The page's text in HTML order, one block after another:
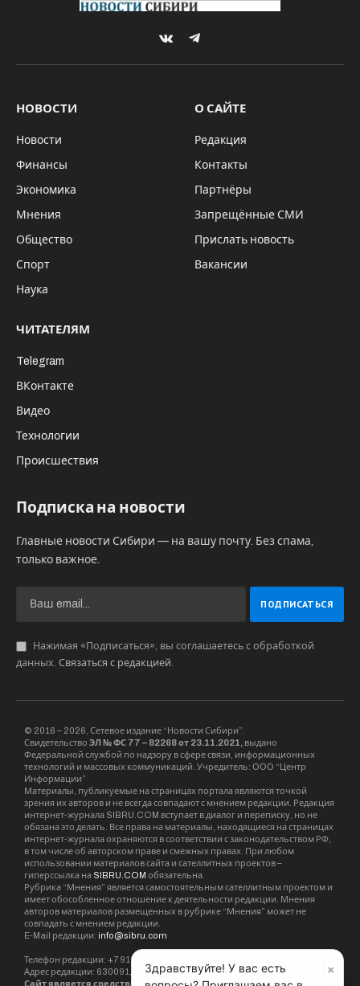
VKontakteTelegram
НОВОСТИ
Новости
Финансы
Экономика
Мнения
Общество
Спорт
Наука
О САЙТЕ
Редакция
Контакты
Партнёры
Запрещённые СМИ
Прислать новость
Вакансии
ЧИТАТЕЛЯМ
Telegram
ВКонтакте
Видео
Технологии
Происшествия
Подписка на новости
Главные новости Сибири — на вашу почту. Без спама,
только важное.
Нажимая «Подписаться», вы соглашаетесь с обработкой
данных. Связаться с редакцией
© 2016 – 2026, Сетевое издание “Новости Сибири”.
Свидетельство ЭЛ № ФС 77 – 82268 от 23.11.2021, выдано
Федеральной службой по надзору в сфере связи, информационных
технологий и массовых коммуникаций. Учредитель: ООО “Центр
Информации”
Материалы, публикуемые на страницах портала являются точкой
зрения их авторов и не всегда совпадают с мнением редакции. Редакция
интернет-журнала SIBRU.COM вступает в диалог и переписку, но не
обязана это делать. Все права на материалы, находящиеся на страницах
интернет-журнала охраняются в соответствии с законодательством РФ,
в том числе об авторском праве и смежных правах. При любом
использовании материалов сайта и сателлитных проектов –
гиперссылка на SIBRU.COM обязательна.
Рубрика “Мнения” является самостоятельным сателлитным проектом и
имеет обособленное отношение к деятельности редакции. Мнения
авторов материалов размещенных в рубрике “Мнения” может не
совпадать с мнением редакции.
E-Mail редакции: info@sibru.com
Телефон редакции: +7 913 002 24 80
Адрес редакции: 630091, Новосибирск, ул. Державина, дом 4, кв. 3
Сайт является средством массовой информации. 18+.
×
Здравствуйте! У вас есть